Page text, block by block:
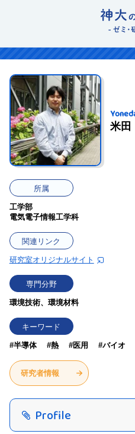
米
所属
工学部
電気電子情報工学科
関連リンク
研究室オリジナルサイト
専門分野
環境技術、環境材料
キーワード
#半導体 #熱 #医用 #バイオ
研究者情報
Profile